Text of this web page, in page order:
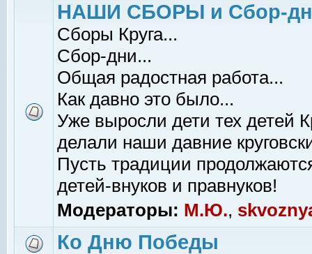
НАШИ СБОРЫ и Сбор-
Сборы Круга...
Сбор-дни...
Общая радостная работа...
Как давно это было...
Уже выросли дети тех детей
делали наши давние
Пусть традиции
детей-внуков и правнуков!
Модераторы: М.Ю.,
Ко Дню Победы